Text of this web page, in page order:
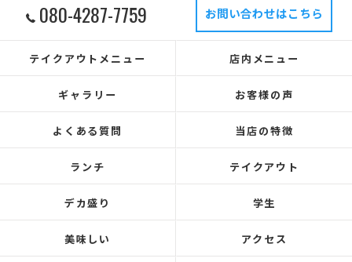
080-4287-7759 お問い合わせはこちら
テイクアウトメニュー 店内メニュー
ギャラリー お客様の声
よくある質問 当店の特徴
ランチ テイクアウト
デカ盛り 学生
美味しい アクセス